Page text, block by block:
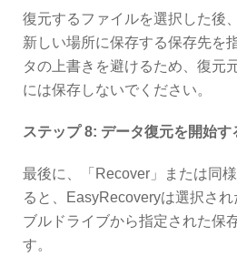
復元するファイルを選択した後
新しい場所に保存する保存先を
タの上書きを避けるため、復元
には保存しないでください。
ステップ 8: データ復元を開始す
最後に、「Recover」または同
ると、EasyRecoveryは選択さ
ブルドライブから指定された保
す。